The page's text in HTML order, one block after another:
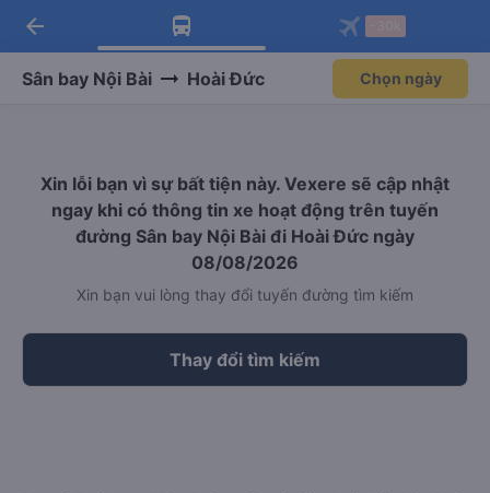
Tải app Vexere ngay!
Nhận ưu đãi thành viên độc
Mở app
Tải app Vexere
-30k/ghế khi đặt vé máy bay qua
Mở app
arrow_back
Sân bay Nội Bài Hoài Đức Chọn ngày
Xin lỗi bạn vì sự bất tiện này. Vexere sẽ cập nhật
ngay khi có thông tin xe hoạt động trên tuyến
đường Sân bay Nội Bài đi Hoài Đức ngày
08/08/2026
Xin bạn vui lòng thay đổi tuyến đường tìm kiếm
Thay đổi tìm kiếm